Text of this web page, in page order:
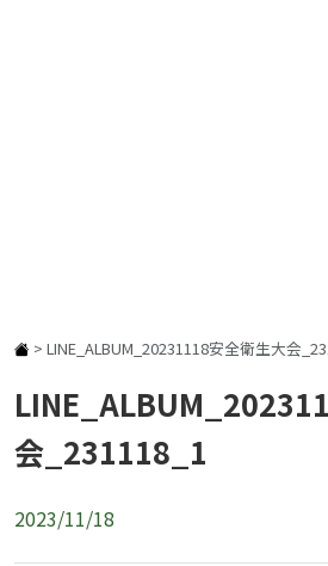
> LINE_ALBUM_20231118安全衛生大会
会_231118_1
2023/11/18